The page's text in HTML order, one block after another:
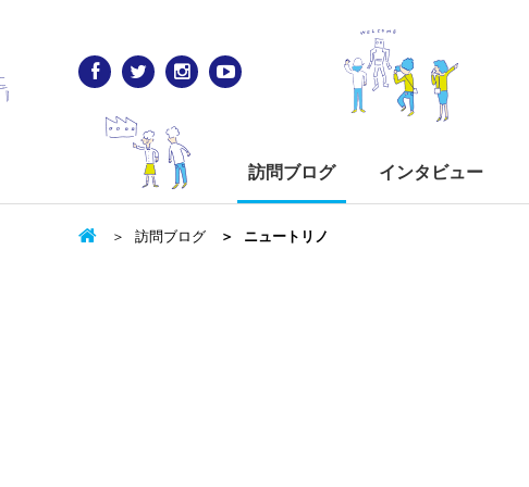
訪問ブログ インタビュー
訪問ブログ ニュートリノ